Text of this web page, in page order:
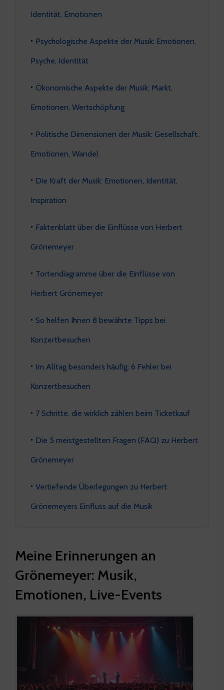
Identität, Emotionen
Psychologische Aspekte der Musik: Emotionen,
Psyche, Identität
Ökonomische Aspekte der Musik: Markt,
Emotionen, Wertschöpfung
Politische Dimensionen der Musik: Gesellschaft,
Emotionen, Wandel
Die Kraft der Musik: Emotionen, Identität,
Inspiration
Faktenblatt über die Einflüsse von Herbert
Grönemeyer
Tortendiagramme über die Einflüsse von
Herbert Grönemeyer
So helfen Ihnen 8 bewährte Tipps bei
Konzertbesuchen
Im Alltag besonders häufig: 6 Fehler bei
Konzertbesuchen
7 Schritte, die wirklich zählen beim Ticketkauf
Die 5 meistgestellten Fragen (FAQ) zu Herbert
Grönemeyer
Vertiefende Überlegungen zu Herbert
Grönemeyers Einfluss auf die Musik
Meine Erinnerungen an
Grönemeyer: Musik,
Emotionen, Live-Events